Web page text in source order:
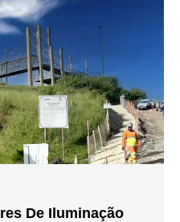
De Iluminação